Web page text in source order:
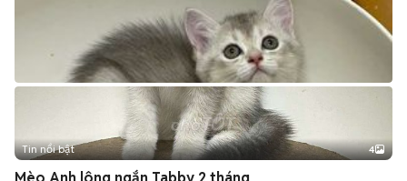
Tin nổi bật 4